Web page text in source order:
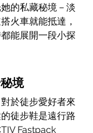
的私藏秘境－淡
火車就能抵達，
能展開一段小探
境
於徒步愛好者來
徒步鞋是遠行路
Fastpack